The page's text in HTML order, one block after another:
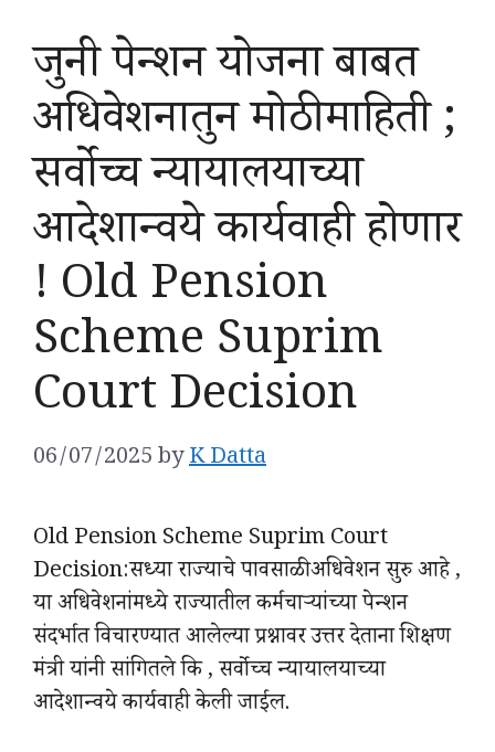
जुनी पेन्शन योजना बाबत
अधिवेशनातुन मोठी माहिती ;
सर्वोच्च न्यायालयाच्या
आदेशान्वये कार्यवाही होणार
! Old Pension
Scheme Suprim
Court Decision
06/07/2025byK Datta
Old Pension Scheme Suprim Court
Decision:सध्या राज्याचे पावसाळी अधिवेशन सुरु आहे ,
या अधिवेशनांमध्ये राज्यातील कर्मचाऱ्यांच्या पेन्शन
संदर्भात विचारण्यात आलेल्या प्रश्नावर उत्तर देताना शिक्षण
मंत्री यांनी सांगितले कि , सर्वोच्च न्यायालयाच्या
आदेशान्वये कार्यवाही केली जाईल.